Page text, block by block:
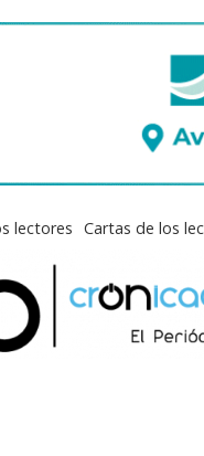
lectores Cartas de los